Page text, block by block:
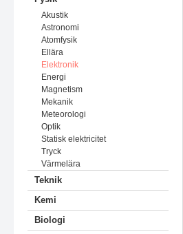
Akustik
Astronomi
Atomfysik
Ellära
Elektronik
Energi
Magnetism
Mekanik
Meteorologi
Optik
Statisk elektricitet
Tryck
Värmelära
Teknik
Kemi
Biologi